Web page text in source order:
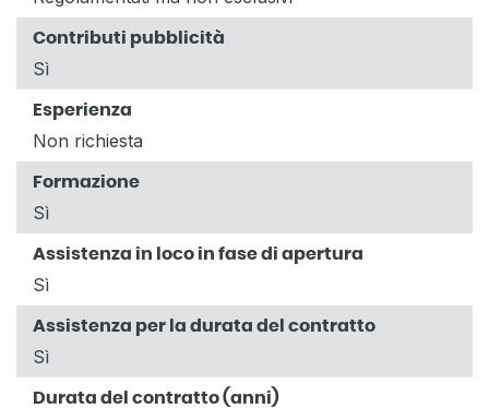
Contributi pubblicità
Sì
Esperienza
Non richiesta
Formazione
Sì
Assistenza in loco in fase di apertura
Sì
Assistenza per la durata del contratto
Sì
Durata del contratto (anni)